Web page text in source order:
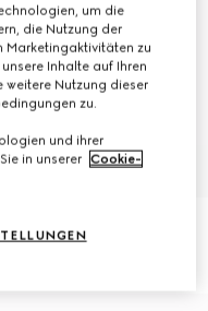
2000 Uhr, 24 mm
um die
die Nutzung der
Marketingaktivitäten zu
Inhalte auf Ihren
weitere Nutzung dieser
zu.
und ihrer
in unserer Cookie-